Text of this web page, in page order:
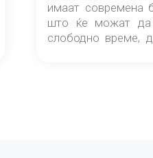
имаат современа
што ќе можат да
слободно време,